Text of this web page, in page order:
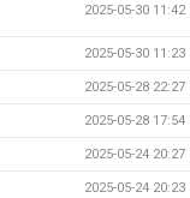
2025-05-30 11:42
2025-05-30 11:23
2025-05-28 22:27
2025-05-28 17:54
2025-05-24 20:27
2025-05-24 20:23